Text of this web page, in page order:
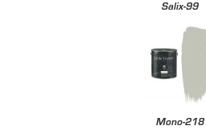
Salix-99
Mono-218